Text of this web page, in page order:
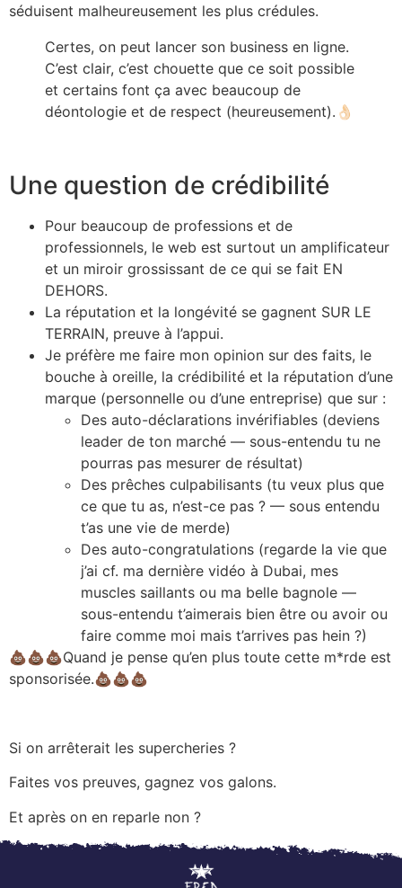
séduisent malheureusement les plus crédules.
Certes, on peut lancer son business en ligne.
C’est clair, c’est chouette que ce soit possible
et certains font ça avec beaucoup de
déontologie et de respect (heureusement). 👌🏻
Une question de crédibilité
Pour beaucoup de professions et de
professionnels, le web est surtout un amplificateur
et un miroir grossissant de ce qui se fait EN
DEHORS.
La réputation et la longévité se gagnent SUR LE
TERRAIN, preuve à l’appui.
Je préfère me faire mon opinion sur des faits, le
bouche à oreille, la crédibilité et la réputation d’une
marque (personnelle ou d’une entreprise) que sur :
Des auto-déclarations invérifiables (deviens
leader de ton marché — sous-entendu tu ne
pourras pas mesurer de résultat)
Des prêches culpabilisants (tu veux plus que
ce que tu as, n’est-ce pas ? — sous entendu
t’as une vie de merde)
Des auto-congratulations (regarde la vie que
j’ai cf. ma dernière vidéo à Dubai, mes
muscles saillants ou ma belle bagnole —
sous-entendu t’aimerais bien être ou avoir ou
faire comme moi mais t’arrives pas hein ?)
💩💩💩Quand je pense qu’en plus toute cette m*rde est
sponsorisée.💩💩💩
Si on arrêterait les supercheries ?
Faites vos preuves, gagnez vos galons.
Et après on en reparle non ?